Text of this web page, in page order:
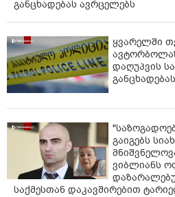
განცხადებას ავრცელებს
ყვარელში
დაღუპვის
გაიგებს
ვიბლიანს
საქმესთან დაკავშირებით